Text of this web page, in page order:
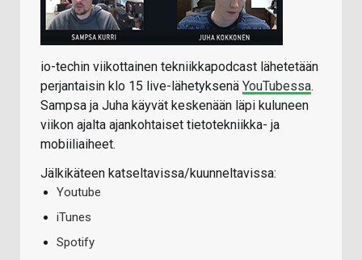
io-techin viikottainen tekniikkapodcast lähetetään
perjantaisin klo 15 live-lähetyksenä YouTubessa.
Sampsa ja Juha käyvät keskenään läpi kuluneen
viikon ajalta ajankohtaiset tietotekniikka- ja
mobiiliaiheet.
Jälkikäteen katseltavissa/kuunneltavissa:
Youtube
iTunes
Spotify